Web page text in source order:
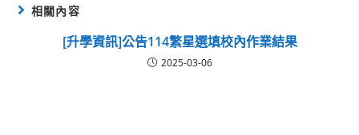
相關內容
[升學資訊]公告114繁星選填校內作業結果
2025-03-06